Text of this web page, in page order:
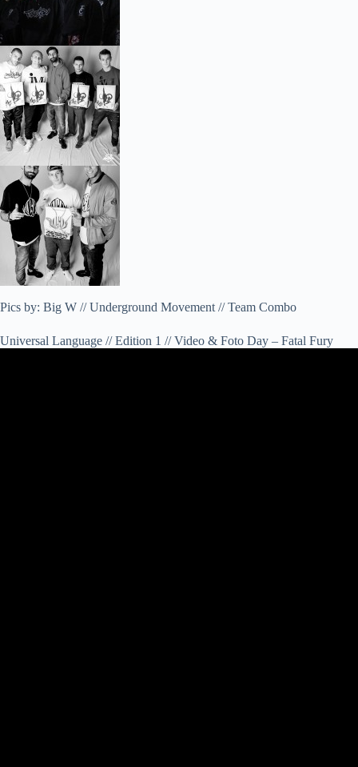
Pics by: Big W // Underground Movement // Team Combo
Universal Language // Edition 1 // Video & Foto Day – Fatal Fury